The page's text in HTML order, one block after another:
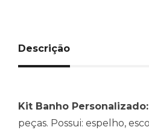
Descrição
Kit Banho Personalizado:
peças. Possui: espelho,